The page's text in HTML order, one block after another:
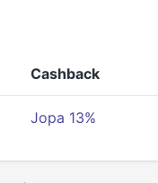
Cashback
Jopa 13%